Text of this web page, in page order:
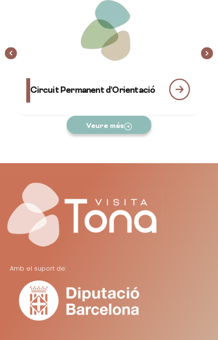
Circuit Permanent d’Orientació
Veure més
Amb el suport de: